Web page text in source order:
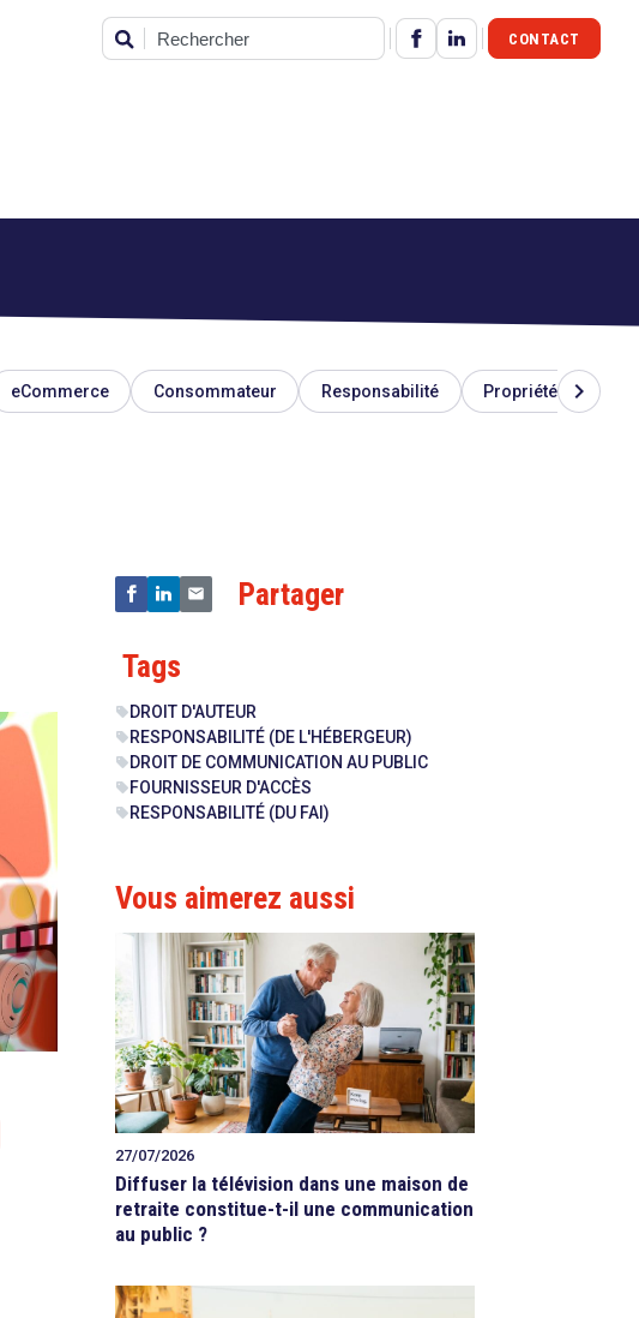
Rechercher
CONTACT
eCommerce Consommateur Responsabilité Propriété chevron_right
Partager
Tags
sellDROIT D'AUTEUR
sellRESPONSABILITÉ (DE L'HÉBERGEUR)
sellDROIT DE COMMUNICATION AU PUBLIC
sellFOURNISSEUR D'ACCÈS
sellRESPONSABILITÉ (DU FAI)
Vous aimerez aussi
27/07/2026
Diffuser la télévision dans une maison de
retraite constitue-t-il une communication
au public ?